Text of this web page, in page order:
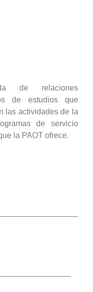
de relaciones
de estudios que
las actividades de la
de servicio
la PAOT ofrece.